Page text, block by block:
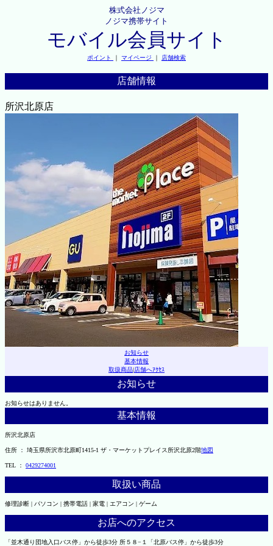
株式会社ノジマ
ノジマ携帯サイト
モバイル会員サイト
ポイント ｜ マイページ ｜ 店舗検索
店舗情報
所沢北原店
お知らせ
基本情報
取扱商品|店舗へｱｸｾｽ
お知らせ
お知らせはありません。
基本情報
所沢北原店
住所 ： 埼玉県所沢市北原町1415-1 ザ・マーケットプレイス所沢北原2階地図
TEL ： 0429274001
取扱い商品
修理診断 | パソコン | 携帯電話 | 家電 | エアコン | ゲーム
お店へのアクセス
「並木通り団地入口バス停」から徒歩3分 所５８−１「北原バス停」から徒歩3分